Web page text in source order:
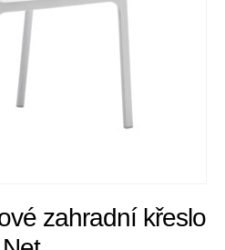
zahradní křeslo